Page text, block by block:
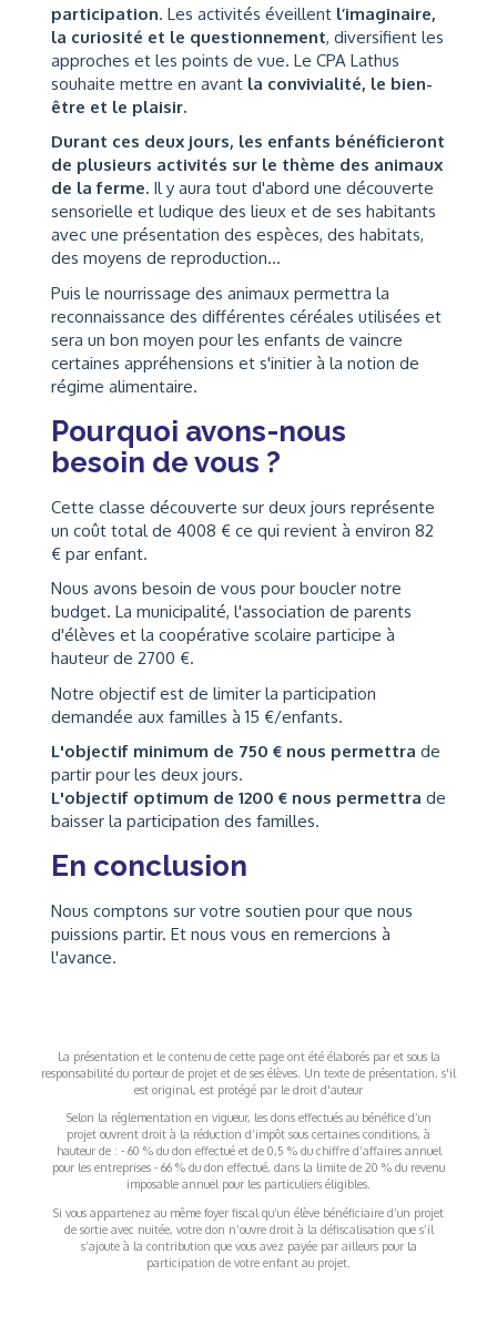
participation. Les activités éveillent l’imaginaire,
la curiosité et le questionnement, diversifient les
approches et les points de vue. Le CPA Lathus
souhaite mettre en avant la convivialité, le bien-
être et le plaisir.
Durant ces deux jours, les enfants bénéficieront
de plusieurs activités sur le thème des animaux
de la ferme. Il y aura tout d'abord une découverte
sensorielle et ludique des lieux et de ses habitants
avec une présentation des espèces, des habitats,
des moyens de reproduction...
Puis le nourrissage des animaux permettra la
reconnaissance des différentes céréales utilisées et
sera un bon moyen pour les enfants de vaincre
certaines appréhensions et s'initier à la notion de
régime alimentaire.
Pourquoi avons-nous
besoin de vous ?
Cette classe découverte sur deux jours représente
un coût total de 4008 € ce qui revient à environ 82
€ par enfant.
Nous avons besoin de vous pour boucler notre
budget. La municipalité, l'association de parents
d'élèves et la coopérative scolaire participe à
hauteur de 2700 €.
Notre objectif est de limiter la participation
demandée aux familles à 15 €/enfants.
L'objectif minimum de 750 € nous permettra de
partir pour les deux jours.
L'objectif optimum de 1200 € nous permettra de
baisser la participation des familles.
En conclusion
Nous comptons sur votre soutien pour que nous
puissions partir. Et nous vous en remercions à
l'avance.
La présentation et le contenu de cette page ont été élaborés par et sous la
responsabilité du porteur de projet et de ses élèves. Un texte de présentation, s'il
est original, est protégé par le droit d'auteur
Selon la réglementation en vigueur, les dons effectués au bénéfice d’un
projet ouvrent droit à la réduction d’impôt sous certaines conditions, à
hauteur de : - 60 % du don effectué et de 0,5 % du chiffre d’affaires annuel
pour les entreprises - 66 % du don effectué, dans la limite de 20 % du revenu
imposable annuel pour les particuliers éligibles.
Si vous appartenez au même foyer fiscal qu’un élève bénéficiaire d’un projet
de sortie avec nuitée, votre don n’ouvre droit à la défiscalisation que s’il
s’ajoute à la contribution que vous avez payée par ailleurs pour la
participation de votre enfant au projet.